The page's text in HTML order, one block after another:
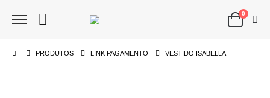
0
PRODUTOS LINK PAGAMENTO VESTIDO ISABELLA